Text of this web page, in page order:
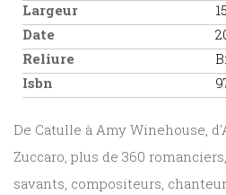
Largeur
15
Date
Reliure
Isbn
De Catulle à Amy Winehouse,
Zuccaro, plus de 360
savants, compositeurs,